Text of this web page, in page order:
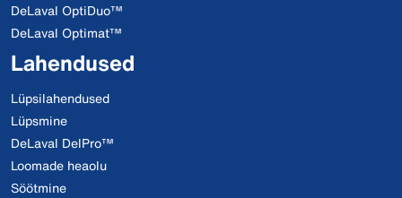
DeLaval OptiDuo™
DeLaval Optimat™
Lahendused
Lüpsilahendused
Lüpsmine
DeLaval DelPro™
Loomade heaolu
Söötmine